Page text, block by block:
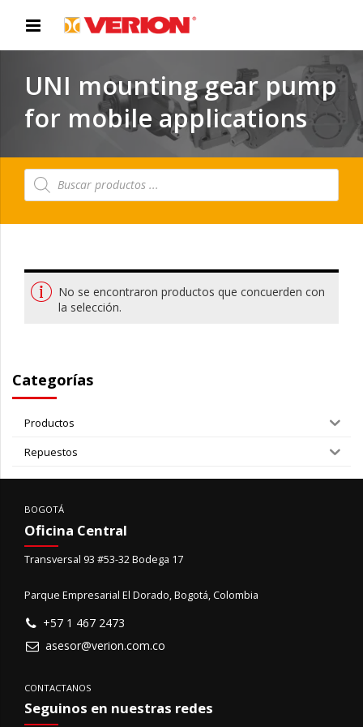
UNI mounting gear pump
for mobile applications
Búsqueda
de
No se encontraron productos que concuerden con
la selección.
Categorías
Productos
Repuestos
BOGOTÁ
Oficina Central
Transversal 93 #53-32 Bodega 17
Parque Empresarial El Dorado, Bogotá, Colombia
+57 1 467 2473
asesor@verion.com.co
CONTACTANOS
Seguinos en nuestras redes